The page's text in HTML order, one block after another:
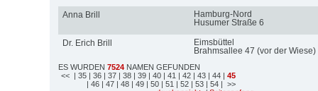
Anna Brill
Hamburg-Nord
Husumer Straße 6
Dr. Erich Brill
Eimsbüttel
Brahmsallee 47 (vor der Wiese)
ES WURDEN 7524 NAMEN GEFUNDEN
<< | 35 | 36 | 37 | 38 | 39 | 40 | 41 | 42 | 43 | 44 | 45
| 46 | 47 | 48 | 49 | 50 | 51 | 52 | 53 | 54 | >>